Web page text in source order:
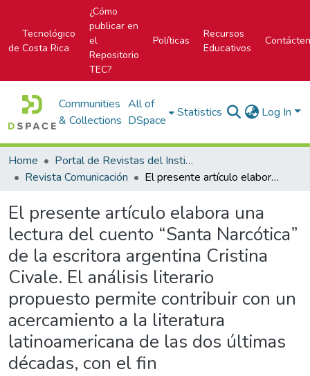
Tecnológico
de Costa Rica
¿Cómo
publicar en
el
Repositorio
TEC?
Políticas
Recursos
Educativos
Communities
& Collections
All of
DSpace
Statistics Log In
Home
Portal de Revistas del Instituto Tecnológico de Costa Rica
Revista Comunicación
El presente artículo elabora una lectura del cuento “Santa Narcótica” de la escritora argentina Cristina Civale. El análisis literario propuesto permite contribuir con un acercamiento a la literatura latinoamericana de las dos últimas décadas, con el fin
El presente artículo elabora una
lectura del cuento “Santa Narcótica”
de la escritora argentina Cristina
Civale. El análisis literario
propuesto permite contribuir con un
acercamiento a la literatura
latinoamericana de las dos últimas
décadas, con el fin